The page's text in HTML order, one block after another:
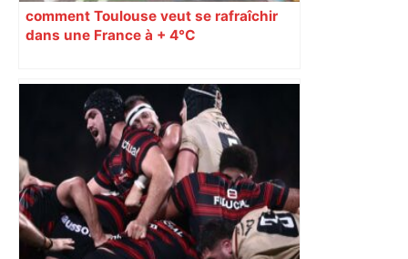
comment Toulouse veut se rafraîchir
dans une France à + 4°C